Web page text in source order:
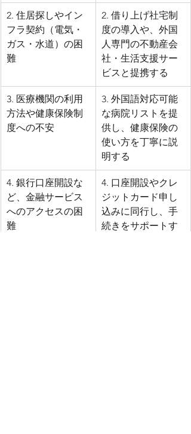
2. 住居探しやイン
フラ契約（電気・
ガス・水道）の困
難
2. 借り上げ社宅制
度の導入や、外国
人専門の不動産会
社・生活支援サー
ビスと提携する
3. 医療機関の利用
方法や健康保険制
度への不安
3. 外国語対応可能
な病院リストを提
供し、健康保険の
使い方を丁寧に説
明する
4. 銀行口座開設な
ど、金融サービス
へのアクセスの困
難
4. 口座開設やクレ
ジットカード申し
込みに同行し、手
続きをサポートす